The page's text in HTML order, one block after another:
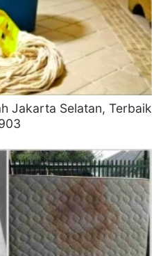
Jakarta Selatan, Terbaik